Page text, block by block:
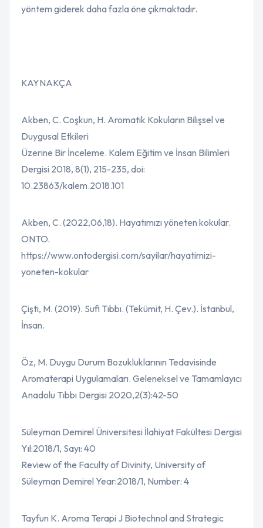
yöntem giderek daha fazla öne çıkmaktadır.
KAYNAKÇA
Akben, C. Coşkun, H. Aromatik Kokuların Bilişsel ve
Duygusal Etkileri
Üzerine Bir İnceleme. Kalem Eğitim ve İnsan Bilimleri
Dergisi 2018, 8(1), 215-235, doi:
10.23863/kalem.2018.101
Akben, C. (2022,06,18). Hayatımızı yöneten kokular.
ONTO.
https://www.ontodergisi.com/sayilar/hayatimizi-
yoneten-kokular
Çişti, M. (2019). Sufi Tıbbı. (Tekümit, H. Çev.). İstanbul,
İnsan.
Öz, M. Duygu Durum Bozukluklarının Tedavisinde
Aromaterapi Uygulamaları. Geleneksel ve Tamamlayıcı
Anadolu Tıbbı Dergisi 2020,2(3):42-50
Süleyman Demirel Üniversitesi İlahiyat Fakültesi Dergisi
Yıl:2018/1, Sayı: 40
Review of the Faculty of Divinity, University of
Süleyman Demirel Year:2018/1, Number: 4
Tayfun K. Aroma Terapi J Biotechnol and Strategic